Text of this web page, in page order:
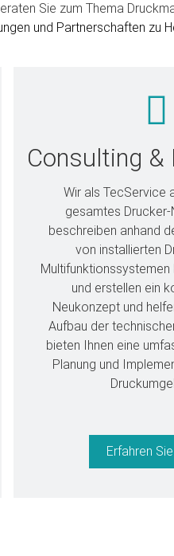
Erfahren Sie hier
Sie zum Thema
und Partnerschaften zu
Consulting &
Wir als TecService
gesamtes
beschreiben anhand
von installierten
und erstellen ein
Neukonzept und
Aufbau der
bieten Ihnen eine
Planung und
Erfahren